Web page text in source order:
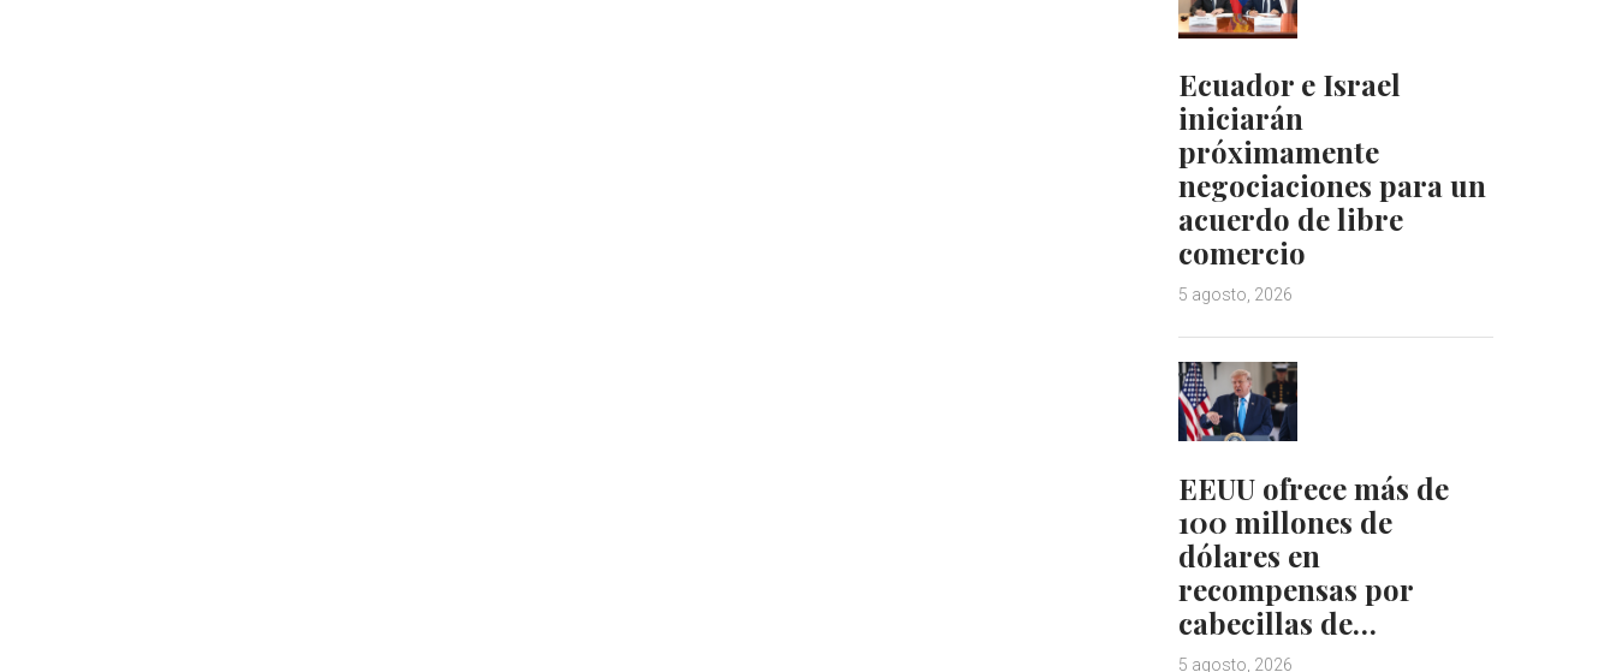
Ecuador e Israel
iniciarán
próximamente
negociaciones para un
acuerdo de libre
comercio
5 agosto, 2026
EEUU ofrece más de
100 millones de
dólares en
recompensas por
cabecillas de…
5 agosto, 2026